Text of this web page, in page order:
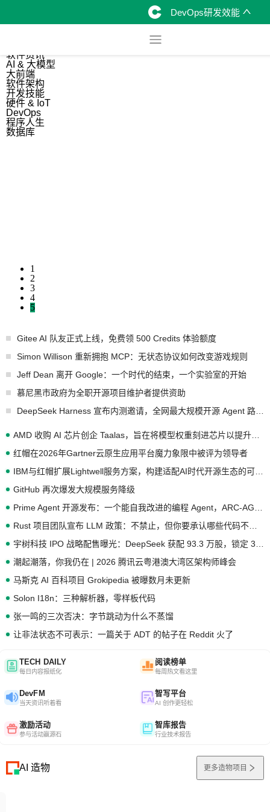
DevOps研发效能
软件资讯
AI & 大模型
大前端
软件架构
开发技能
硬件 & IoT
DevOps
程序人生
数据库
1
2
3
4
5
Gitee AI 队友正式上线，免费领 500 Credits 体验额度
Simon Willison 重新拥抱 MCP：无状态协议如何改变游戏规则
Jeff Dean 离开 Google：一个时代的结束，一个实验室的开始
慕尼黑市政府为全职开源项目维护者提供资助
红帽在2026年Gartner云原生应用平台魔力象限中被评为领导者
GitHub 再次爆发大规模服务降级
潮起潮落，你我仍在 | 2026 腾讯云粤港澳大湾区架构师峰会
马斯克 AI 百科项目 Grokipedia 被曝数月未更新
Solon I18n：三种解析器，零样板代码
张一鸣的三次否决：字节跳动为什么不蒸馏
让非法状态不可表示：一篇关于 ADT 的帖子在 Reddit 火了
TECH DAILY
每日内容报纸化
阅读榜单
每周热文看这里
DevFM
当天资讯听着看
智写平台
AI 创作更轻松
激励活动
参与活动赢源石
智库报告
行业技术报告
AI 造物 更多造物项目